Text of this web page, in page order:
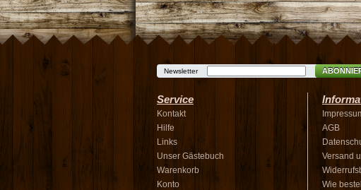
Newsletter
Service
Kontakt
Hilfe
Links
Unser Gästebuch
Warenkorb
Konto
AGB
Versand
Wie